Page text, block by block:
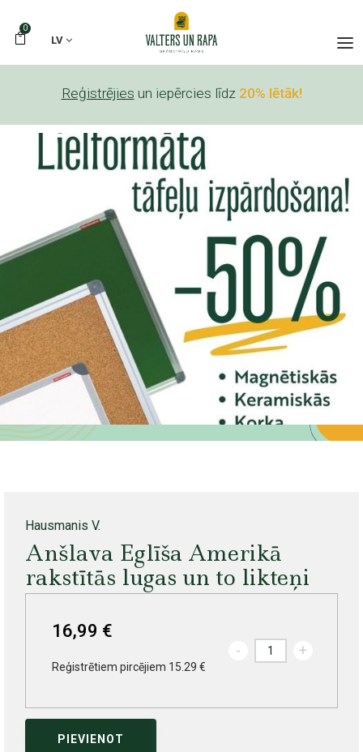
0
LV
Reģistrējies un iepērcies līdz 20% lētāk!
Hausmanis V.
Anšlava Eglīša Amerikā
rakstītās lugas un to likteņi
16,99 €
Reģistrētiem pircējiem 15.29 €
- +
PIEVIENOT